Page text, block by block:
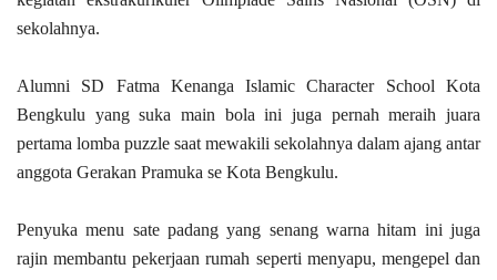
sekolahnya.
Alumni SD Fatma Kenanga Islamic Character School Kota
Bengkulu yang suka main bola ini juga pernah meraih juara
pertama lomba puzzle saat mewakili sekolahnya dalam ajang antar
anggota Gerakan Pramuka se Kota Bengkulu.
Penyuka menu sate padang yang senang warna hitam ini juga
rajin membantu pekerjaan rumah seperti menyapu, mengepel dan